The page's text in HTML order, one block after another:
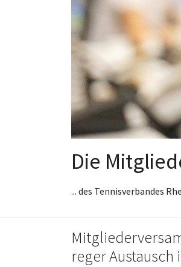
Die
... des Tennisverbandes
reger Austausch